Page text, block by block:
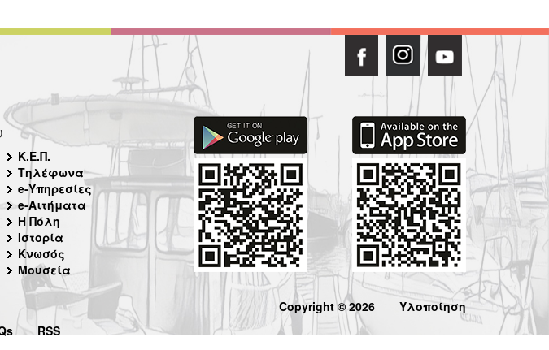
Κ.Ε.Π.
Τηλέφωνα
e-Υπηρεσίες
e-Αιτήματα
Η Πόλη
Ιστορία
Κνωσός
Μουσεία
RSS
Copyright © 2026 Υλοποίηση